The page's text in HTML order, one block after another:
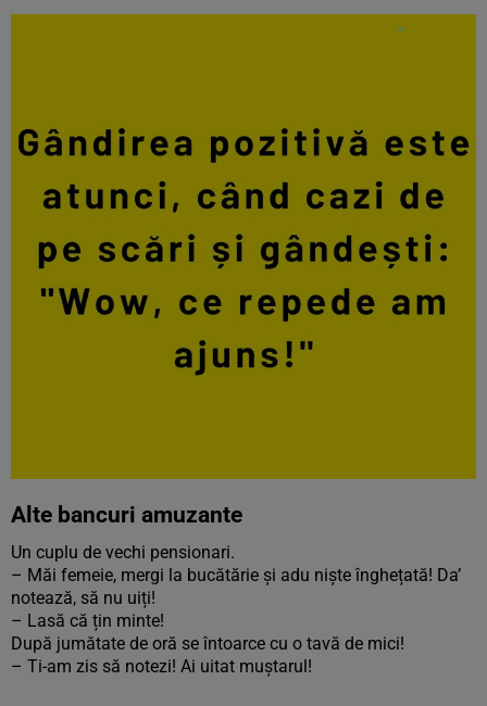
Alte bancuri amuzante
Un cuplu de vechi pensionari.
– Măi femeie, mergi la bucătărie și adu niște înghețată! Da’
notează, să nu uiți!
– Lasă că țin minte!
După jumătate de oră se întoarce cu o tavă de mici!
– Ti-am zis să notezi! Ai uitat muștarul!